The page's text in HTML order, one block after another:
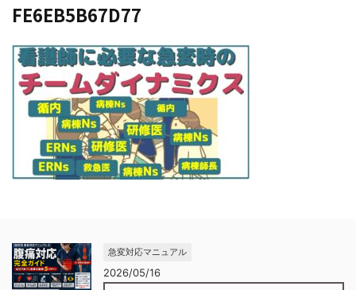
FE6EB5B67D77
急変対応マニュアル
2026/05/16